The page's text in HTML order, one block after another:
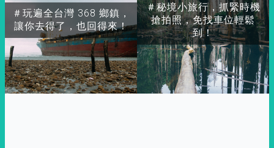
＃玩遍全台灣 368 鄉鎮，
讓你去得了，也回得來！
＃秘境小旅行，抓緊時機
搶拍照，免找車位輕鬆
到！